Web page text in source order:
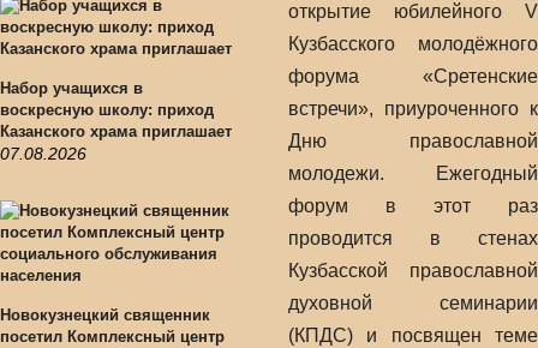
Набор учащихся в
воскресную школу: приход
Казанского храма приглашает
07.08.2026
Новокузнецкий священник
посетил Комплексный центр
открытие юбилейного V
Кузбасского молодёжного
форума «Сретенские
встречи», приуроченного к
Дню православной
молодежи. Ежегодный
форум в этот раз
проводится в стенах
Кузбасской православной
духовной семинарии
(КПДС) и посвящен теме